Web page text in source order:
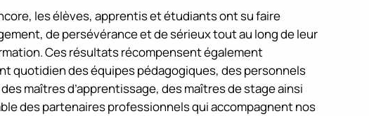
les élèves, apprentis et étudiants ont su faire
de persévérance et de sérieux tout au long de leur
Ces résultats récompensent également
quotidien des équipes pédagogiques, des personnels
maîtres d’apprentissage, des maîtres de stage ainsi
des partenaires professionnels qui accompagnent nos